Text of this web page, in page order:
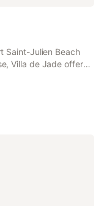
Saint-Julien Beach
Villa de Jade offers
and free WiFi as well